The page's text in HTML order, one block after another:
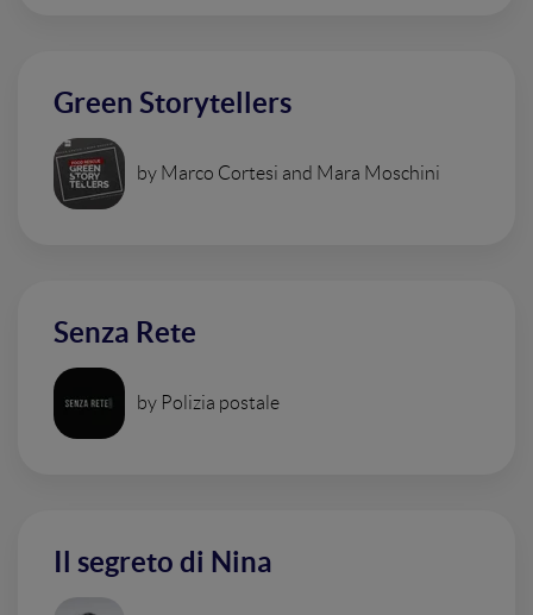
Green Storytellers
by Marco Cortesi and Mara Moschini
Senza Rete
by Polizia postale
Il segreto di Nina